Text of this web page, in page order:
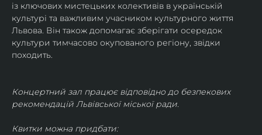
із ключових мистецьких колективів в українській
культурі та важливим учасником культурного життя
Львова. Він також допомагає зберігати осередок
культури тимчасово окупованого регіону, звідки
походить.
Концертний зал працює відповідно до безпекових
рекомендацій Львівської міської ради.
Квитки можна придбати: